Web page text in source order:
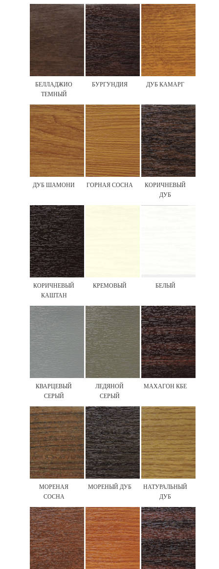
БЕЛЛАДЖИО
ТЕМНЫЙ
БУРГУНДИЯ ДУБ КАМАРГ
ДУБ ШАМОНИ ГОРНАЯ СОСНА
КОРИЧНЕВЫЙ
ДУБ
КОРИЧНЕВЫЙ
КАШТАН
КРЕМОВЫЙ БЕЛЫЙ
КВАРЦЕВЫЙ
СЕРЫЙ
ЛЕДЯНОЙ
СЕРЫЙ
МАХАГОН КБЕ
МОРЕНАЯ
СОСНА
МОРЕНЫЙ ДУБ
НАТУРАЛЬНЫЙ
ДУБ